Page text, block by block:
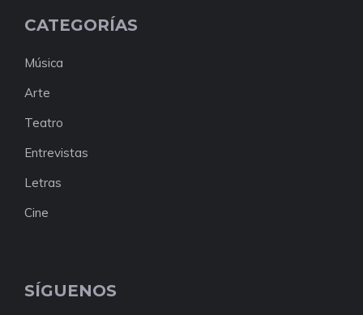
CATEGORÍAS
Música
Arte
Teatro
Entrevistas
Letras
Cine
SÍGUENOS